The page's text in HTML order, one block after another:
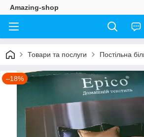
Amazing-shop
Товари та послуги Постільна
–18%